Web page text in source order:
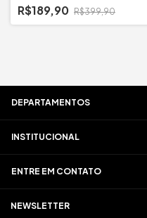
R$189,90 R$399,90
DEPARTAMENTOS
INSTITUCIONAL
ENTRE EM CONTATO
NEWSLETTER